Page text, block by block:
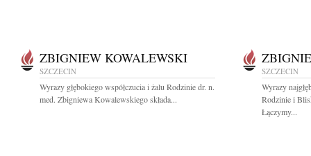
ZBIGNIEW KOWALEWSKI
SZCZECIN
Wyrazy głębokiego współczucia i żalu Rodzinie dr. n.
med. Zbigniewa Kowalewskiego składa...
SZCZECIN
Wyrazy
Rodzinie i
Łączymy...